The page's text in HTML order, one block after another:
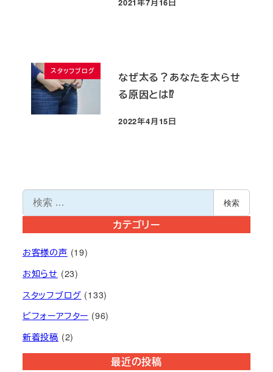
投稿日
2021年7月16日
スタッフブログ
なぜ太る？あなたを太らせ
る原因とは⁉
投稿日
2022年4月15日
索
検索
カテゴリー
お客様の声 (19)
お知らせ (23)
スタッフブログ (133)
ビフォーアフター (96)
新着投稿 (2)
最近の投稿